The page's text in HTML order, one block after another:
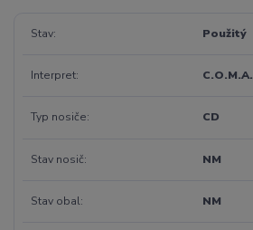
Stav Použitý
Interpret C.O.M.A.
Typ nosiče CD
Stav nosič NM
Stav obal NM